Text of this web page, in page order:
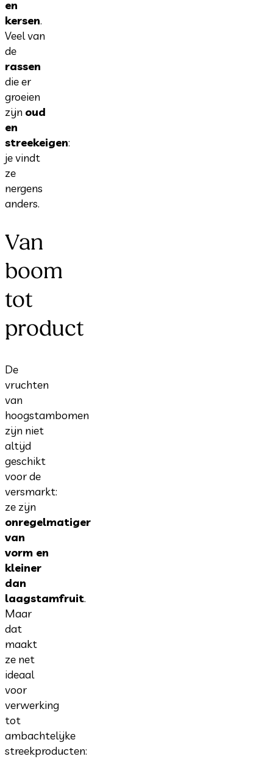
en
kersen.
Veel van
de
rassen
die er
groeien
zijn oud
en
streekeigen:
je vindt
ze
nergens
anders.
Van
boom
tot
product
De
vruchten
van
hoogstambomen
zijn niet
altijd
geschikt
voor de
versmarkt:
ze zijn
onregelmatiger
van
vorm en
kleiner
dan
laagstamfruit.
Maar
dat
maakt
ze net
ideaal
voor
verwerking
tot
ambachtelijke
streekproducten: